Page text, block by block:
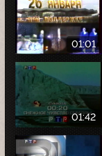
01:01
01:42